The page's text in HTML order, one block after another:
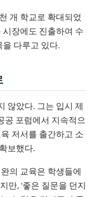
개 학교로 확대되었
장에도 진출하여 수
다루고 있다.
않았다. 그는 입시 제
공 포럼에서 지속적으
저서를 출간하고 소
보했다.
의 교육은 학생들에
만, '좋은 질문을 던지